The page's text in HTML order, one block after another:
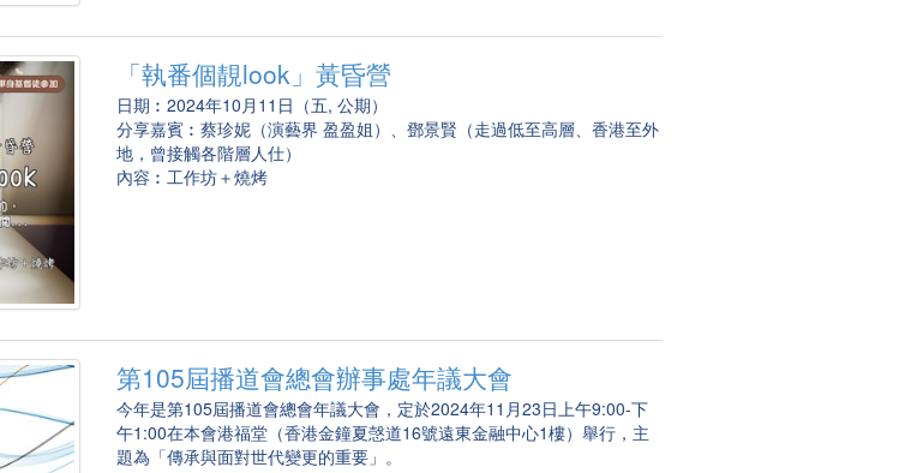
「執番個靚look」黃昏營
日期︰2024年10月11日（五, 公期）
分享嘉賓︰蔡珍妮（演藝界 盈盈姐）、鄧景賢（走過低至高層、香港至外
地，曾接觸各階層人仕）
內容︰工作坊＋燒烤
第105屆播道會總會辦事處年議大會
今年是第105屆播道會總會年議大會，定於2024年11月23日上午9:00-下
午1:00在本會港福堂（香港金鐘夏愨道16號遠東金融中心1樓）舉行，主
題為「傳承與面對世代變更的重要」。